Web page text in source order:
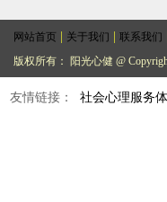
网站首页 关于我们 联系我们
版权所有： 阳光心健 @
友情链接： 社会心理服务